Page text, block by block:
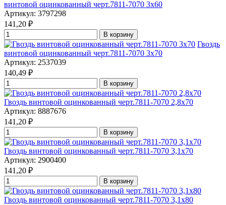
винтовой оцинкованный черт.7811-7070 3x60
Артикул: 3797298
141,20 ₽
В корзину
Гвоздь
винтовой оцинкованный черт.7811-7070 3x70
Артикул: 2537039
140,49 ₽
В корзину
Гвоздь винтовой оцинкованный черт.7811-7070 2,8x70
Артикул: 8887676
141,20 ₽
В корзину
Гвоздь винтовой оцинкованный черт.7811-7070 3,1x70
Артикул: 2900400
141,20 ₽
В корзину
Гвоздь винтовой оцинкованный черт.7811-7070 3,1x80